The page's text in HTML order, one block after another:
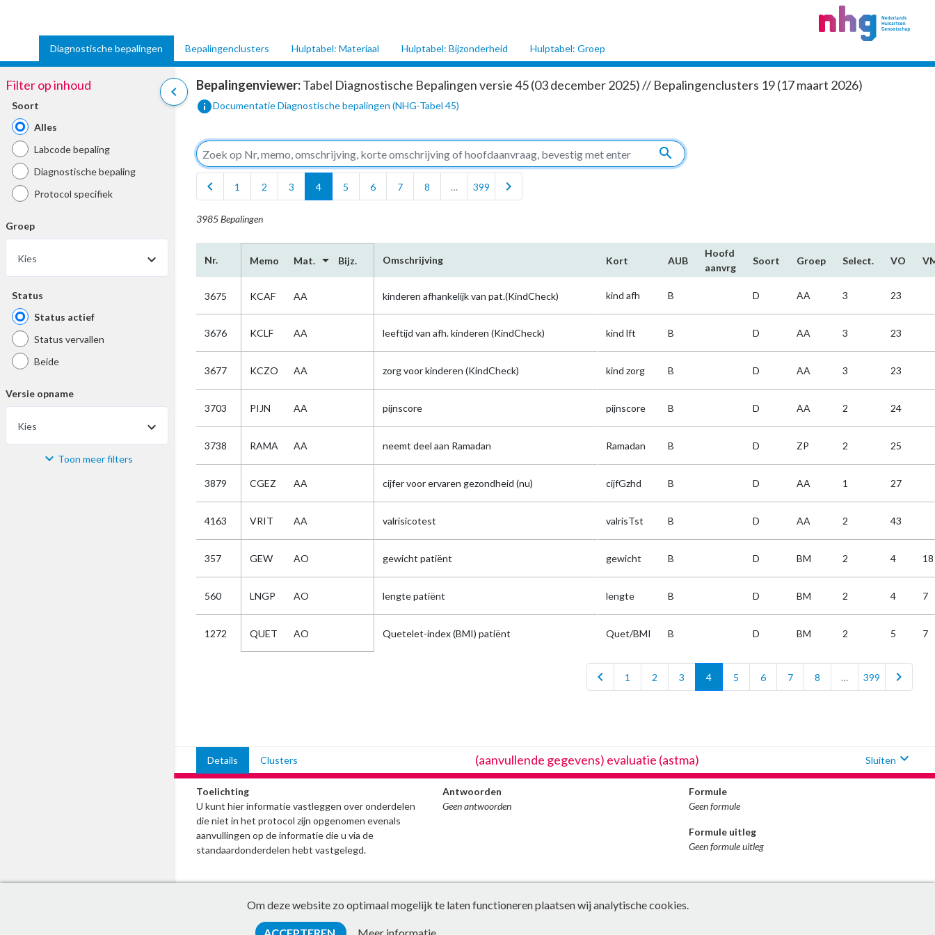
Diagnostische bepalingen Bepalingenclusters Hulptabel: Materiaal Hulptabel: Bijzonderheid Hulptabel: Groep
chevron_left
Filter op inhoud
Soort
Alles
Labcode bepaling
Diagnostische bepaling
Protocol specifiek
Groep
Kies
Status
Status actief
Status vervallen
Beide
Versie opname
Kies
Materiaal Toon meer filters
Bepalingenviewer:Tabel Diagnostische Bepalingen versie 45 (03 december 2025) // Bepalingenclusters 19 (17 maart 2026)
infoDocumentatie Diagnostische bepalingen (NHG-Tabel 45)
search
chevron_left
1 2 3 4 5 6 7 8 … 399 chevron_right
3985 Bepalingen
Nr. Memo Mat. arrow_drop_down Bijz. Omschrijving Kort AUB
Hoofd​
aanvrg
Soort Groep Select. VO
3675 KCAF AA kinderen afhankelijk van pat.(KindCheck) kind afh B D AA 3 23
3676 KCLF AA leeftijd van afh. kinderen (KindCheck) kind lft B D AA 3 23
3677 KCZO AA zorg voor kinderen (KindCheck) kind zorg B D AA 3 23
3703 PIJN AA pijnscore pijnscore B D AA 2 24
3738 RAMA AA neemt deel aan Ramadan Ramadan B D ZP 2 25
3879 CGEZ AA cijfer voor ervaren gezondheid (nu) cijfGzhd B D AA 1 27
4163 VRIT AA valrisicotest valrisTst B D AA 2 43
357 GEW AO gewicht patiënt gewicht B D BM 2 4 18
560 LNGP AO lengte patiënt lengte B D BM 2 4 7
1272 QUET AO Quetelet-index (BMI) patiënt Quet/BMI B D BM 2 5 7
chevron_left 1 2 3 4 5 6 7 8 … 399 chevron_right
Details Clusters (aanvullende gegevens) evaluatie (astma) Sluiten expand_more
Toelichting
U kunt hier informatie vastleggen over onderdelen
die niet in het protocol zijn opgenomen evenals
aanvullingen op de informatie die u via de
standaardonderdelen hebt vastgelegd.
Antwoorden
Geen antwoorden
Formule
Geen formule
Formule uitleg
Geen formule uitleg
Om deze website zo optimaal mogelijk te laten functioneren plaatsen wij analytische cookies.